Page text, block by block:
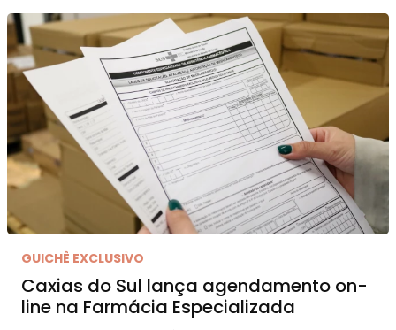
GUICHÊ EXCLUSIVO
Caxias do Sul lança agendamento on-
line na Farmácia Especializada